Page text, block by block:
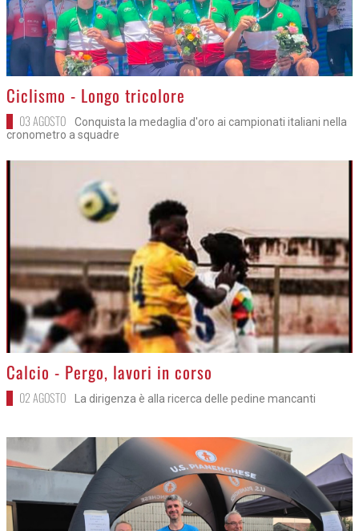
>
Ciclismo - Longo tricolore
03 AGOSTO
Conquista la medaglia d'oro ai campionati italiani nella
cronometro a squadre
>
Calcio - Pergo, lavori in corso
02 AGOSTO La dirigenza è alla ricerca delle pedine mancanti